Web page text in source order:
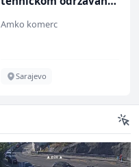
Amko komerc
Sarajevo